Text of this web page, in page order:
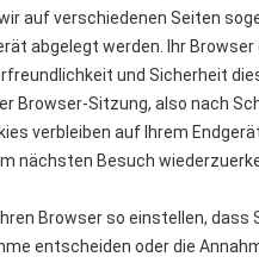
auf verschiedenen Seiten
abgelegt werden. Ihr
und Sicherheit
Browser-Sitzung, also nach
verbleiben auf Ihrem
nächsten Besuch
Browser so einstellen,
entscheiden oder die